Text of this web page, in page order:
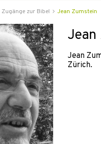
Zugänge zur Bibel Jean Zumstein
Jean
Jean
Zürich.